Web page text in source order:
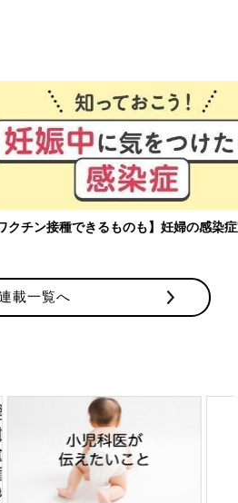
妊婦の感染症対策、知っておいて！
載一覧へ